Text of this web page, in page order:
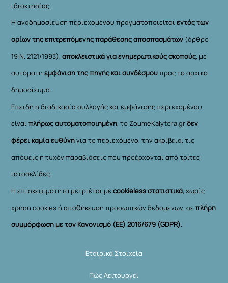
ιδιοκτησίας.
Η αναδημοσίευση περιεχομένου πραγματοποιείταιεντός των
ορίων της επιτρεπόμενης παράθεσης αποσπασμάτων (άρθρο
19 Ν. 2121/1993), αποκλειστικά για ενημερωτικούς σκοπούς, με
αυτόματηεμφάνιση της πηγής και συνδέσμουπρος το αρχικό
δημοσίευμα.
Επειδή η διαδικασία συλλογής και εμφάνισης περιεχομένου
είναιπλήρως αυτοματοποιημένη, το ZoumeKalytera.grδεν
φέρει καμία ευθύνηγια το περιεχόμενο, την ακρίβεια, τις
απόψεις ή τυχόν παραβιάσεις που προέρχονται από τρίτες
ιστοσελίδες.
Η επισκεψιμότητα μετριέται μεcookieless στατιστικά, χωρίς
χρήση cookies ή αποθήκευση προσωπικών δεδομένων, σεπλήρη
συμμόρφωση με τον Κανονισμό (ΕΕ) 2016/679 (GDPR).
Εταιρικά Στοιχεία
Πώς Λειτουργεί